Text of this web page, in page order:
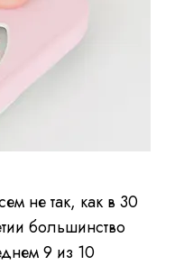
не так, как в 30
большинство
9 из 10